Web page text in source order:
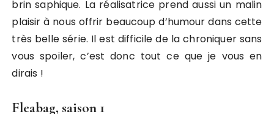
brin saphique. La réalisatrice prend aussi un malin
plaisir à nous offrir beaucoup d’humour dans cette
très belle série. Il est difficile de la chroniquer sans
vous spoiler, c’est donc tout ce que je vous en
dirais !
Fleabag, saison 1